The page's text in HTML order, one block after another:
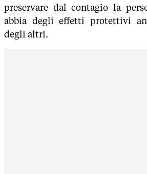
preservare dal contagio la
abbia degli effetti protettivi
degli altri.